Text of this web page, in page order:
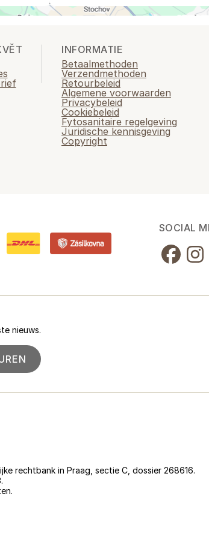
INFORMATIE
Betaalmethoden
Verzendmethoden
Retourbeleid
Algemene voorwaarden
Privacybeleid
Cookiebeleid
Fytosanitaire regelgeving
Juridische kennisgeving
Copyright
SOCIAL
nieuws.
rechtbank in Praag, sectie C, dossier 268616.